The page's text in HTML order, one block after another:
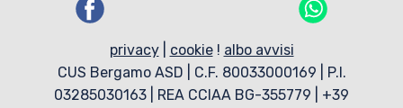
privacy| cookie! albo avvisi
CUS Bergamo ASD | C.F. 80033000169 | P.I.
03285030163 | REA CCIAA BG-355779 | +39